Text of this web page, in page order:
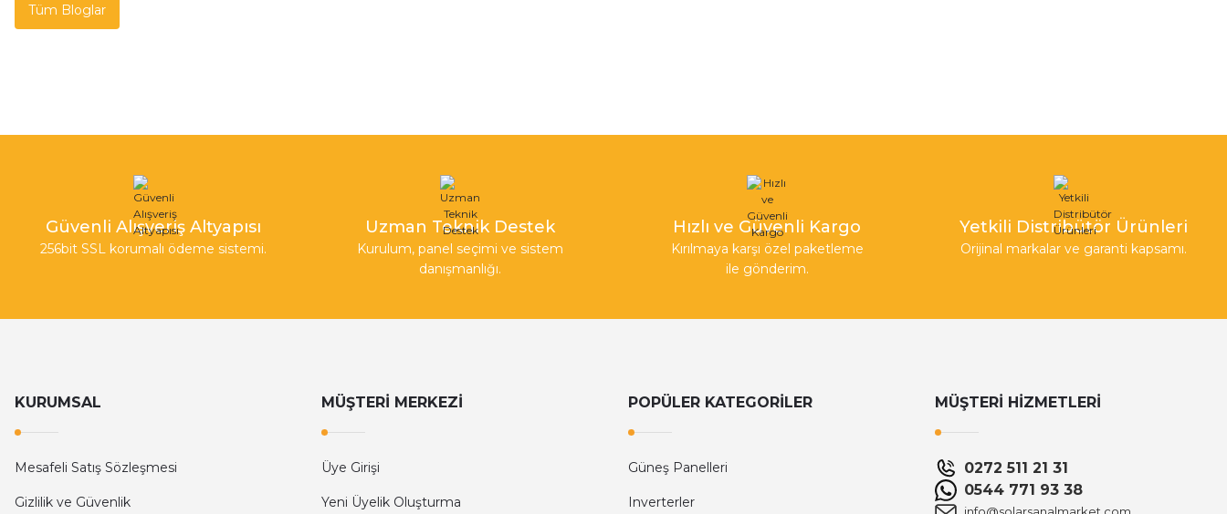
Tüm Bloglar
Güvenli Alışveriş Altyapısı
256bit SSL korumalı ödeme sistemi.
Uzman Teknik Destek
Kurulum, panel seçimi ve sistem
danışmanlığı.
Hızlı ve Güvenli Kargo
Kırılmaya karşı özel paketleme
ile gönderim.
Yetkili Distribütör Ürünleri
Orijinal markalar ve garanti kapsamı.
KURUMSAL
Mesafeli Satış Sözleşmesi
Gizlilik ve Güvenlik
MÜŞTERİ MERKEZİ
Üye Girişi
Yeni Üyelik Oluşturma
POPÜLER KATEGORİLER
Güneş Panelleri
Inverterler
MÜŞTERİ HİZMETLERİ
0272 511 21 31
0544 771 93 38